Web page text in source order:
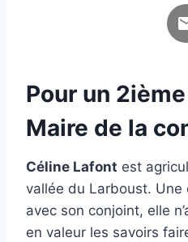
Pour un
Maire de la
Céline Lafont est
vallée du Larboust. Une
avec son conjoint, elle
en valeur les savoirs